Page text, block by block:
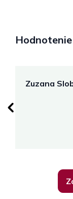
Zuzana
Hodnotenie